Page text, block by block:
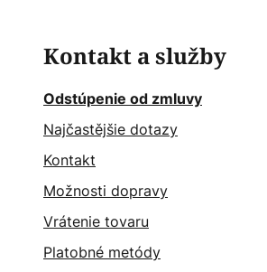
Kontakt a služby
Odstúpenie od zmluvy
Najčastějšie dotazy
Kontakt
Možnosti dopravy
Vrátenie tovaru
Platobné metódy